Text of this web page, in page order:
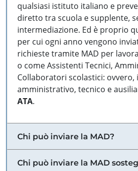
qualsiasi istituto italiano e
diretto tra scuola e supplente,
intermediazione. Ed è proprio
per cui ogni anno vengono
richieste tramite MAD per
o come Assistenti Tecnici,
Collaboratori scolastici: ovvero,
amministrativo, tecnico e
ATA.
Chi può inviare la MAD?
Chi può inviare la MAD